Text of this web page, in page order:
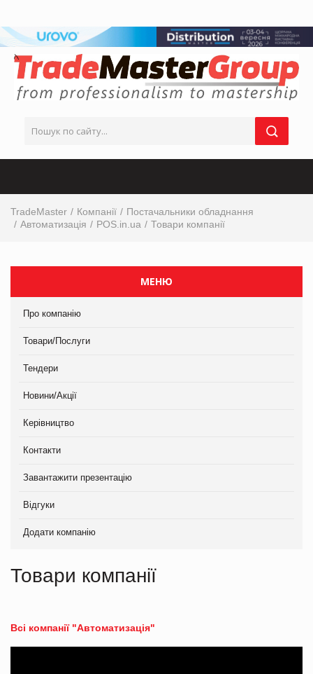
TradeMaster Компанії
Постачальники обладнання
Автоматизація
POS.in.ua Товари компанії
МЕНЮ
Про компанію
Товари/Послуги
Тендери
Новини/Акції
Керівництво
Контакти
Завантажити презентацію
Відгуки
Додати компанію
Товари компанії
Всі компанії "Автоматизація"